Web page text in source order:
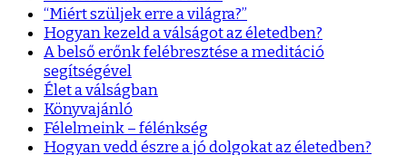
“Miért szüljek erre a világra?”
Hogyan kezeld a válságot az életedben?
A belső erőnk felébresztése a meditáció
segítségével
Élet a válságban
Könyvajánló
Félelmeink – félénkség
Hogyan vedd észre a jó dolgokat az életedben?